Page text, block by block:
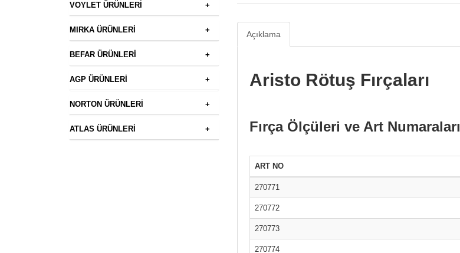
+
VOYLET ÜRÜNLERİ
+
MIRKA ÜRÜNLERİ
+
BEFAR ÜRÜNLERİ
+
AGP ÜRÜNLERİ
+
NORTON ÜRÜNLERİ
+
ATLAS ÜRÜNLERİ
Açıklama
Aristo Rötuş Fırçaları
Fırça Ölçüleri ve Art Numaraları
ART NO
270771
270772
270773
270774